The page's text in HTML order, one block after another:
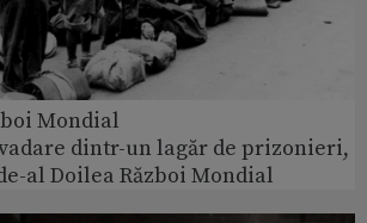
Mondial
dintr-un lagăr de prizonieri,
al Doilea Război Mondial